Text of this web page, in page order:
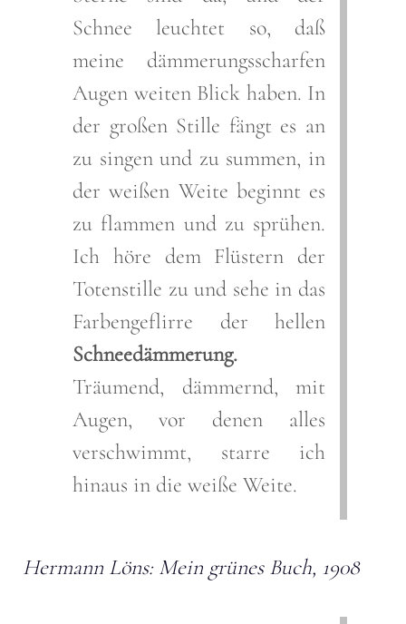
Schnee leuchtet so, daß
meine dämmerungsscharfen
Augen weiten Blick haben. In
der großen Stille fängt es an
zu singen und zu summen, in
der weißen Weite beginnt es
zu flammen und zu sprühen.
Ich höre dem Flüstern der
Totenstille zu und sehe in das
Farbengeflirre der hellen
Schneedämmerung.
Träumend, dämmernd, mit
Augen, vor denen alles
verschwimmt, starre ich
hinaus in die weiße Weite.
Hermann Löns: Mein grünes Buch, 1908